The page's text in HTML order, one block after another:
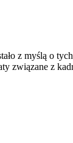
z myślą o
związane z